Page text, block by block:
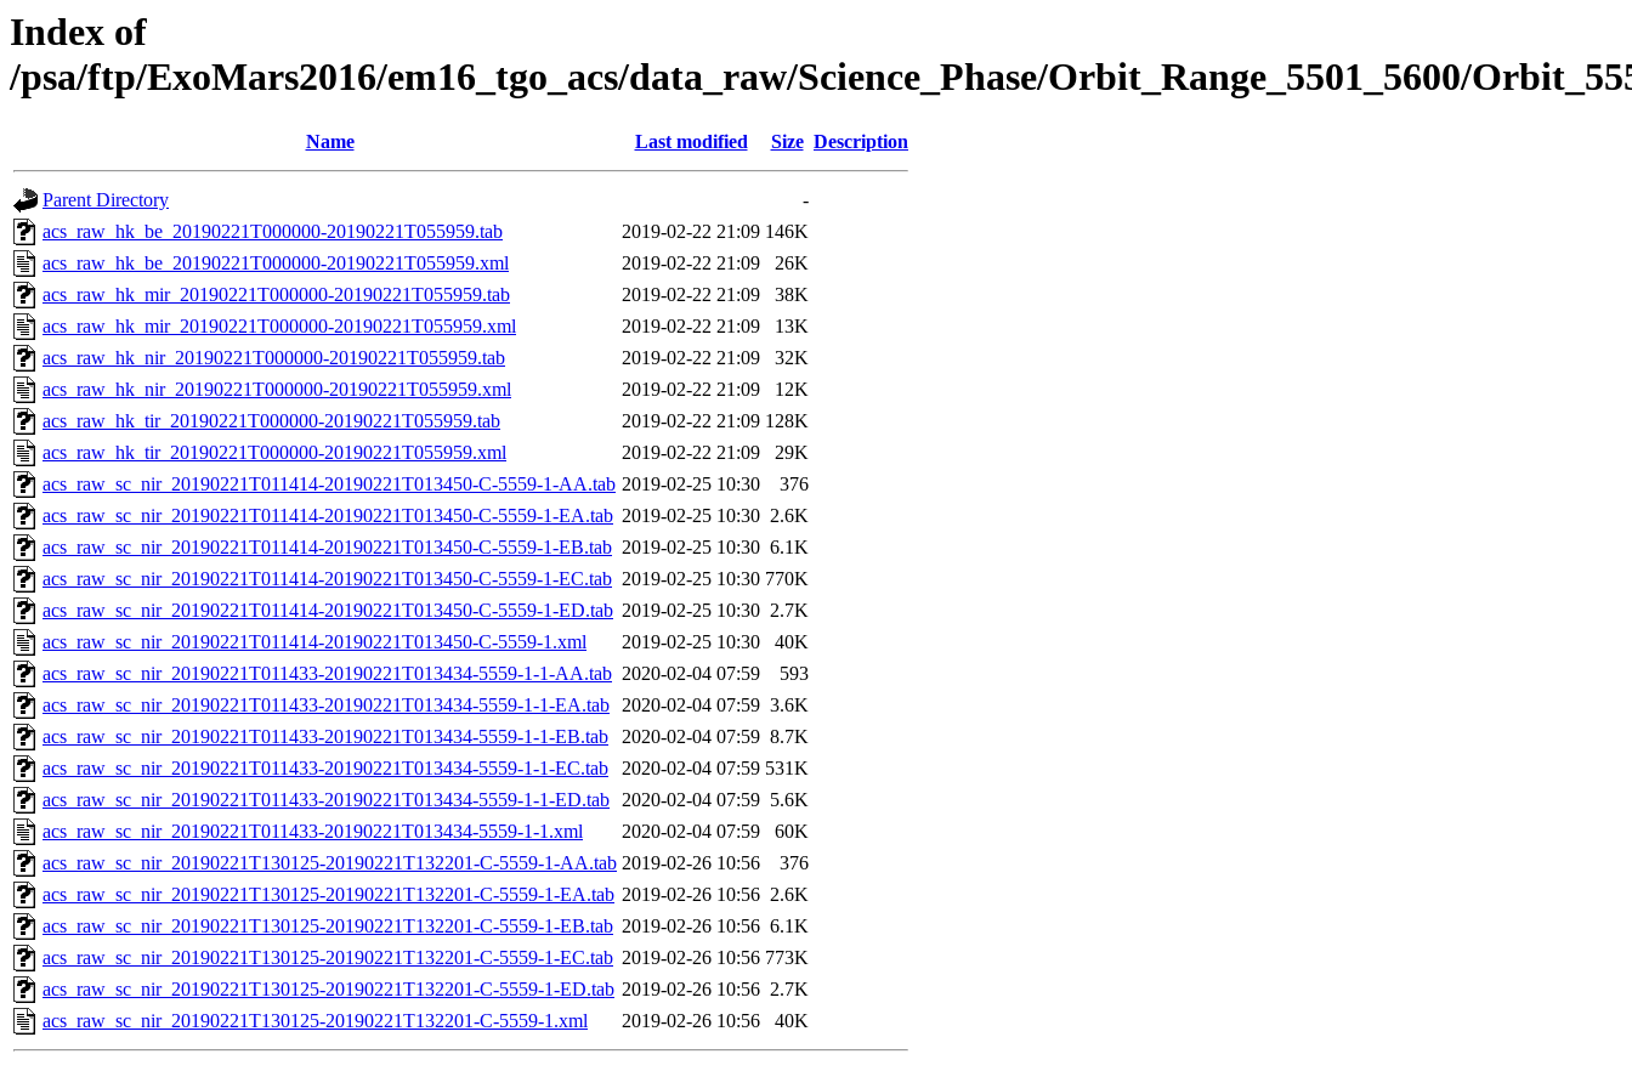
Index of
/psa/ftp/ExoMars2016/em16_tgo_acs/data_raw/Science_Phase/Orbit_Range_5501_5600/
Name Last modified Size Description
Parent Directory
-
acs_raw_hk_be_20190221T000000-20190221T055959.tab
2019-02-22 21:09 146K
acs_raw_hk_be_20190221T000000-20190221T055959.xml
2019-02-22 21:09
26K
acs_raw_hk_mir_20190221T000000-20190221T055959.tab
2019-02-22 21:09
38K
acs_raw_hk_mir_20190221T000000-20190221T055959.xml
2019-02-22 21:09
13K
acs_raw_hk_nir_20190221T000000-20190221T055959.tab
2019-02-22 21:09
32K
acs_raw_hk_nir_20190221T000000-20190221T055959.xml
2019-02-22 21:09
12K
acs_raw_hk_tir_20190221T000000-20190221T055959.tab
2019-02-22 21:09 128K
acs_raw_hk_tir_20190221T000000-20190221T055959.xml
2019-02-22 21:09
29K
acs_raw_sc_nir_20190221T011414-20190221T013450-C-5559-1-AA.tab 2019-02-25 10:30
376
acs_raw_sc_nir_20190221T011414-20190221T013450-C-5559-1-EA.tab 2019-02-25 10:30 2.6K
acs_raw_sc_nir_20190221T011414-20190221T013450-C-5559-1-EB.tab 2019-02-25 10:30 6.1K
acs_raw_sc_nir_20190221T011414-20190221T013450-C-5559-1-EC.tab 2019-02-25 10:30 770K
acs_raw_sc_nir_20190221T011414-20190221T013450-C-5559-1-ED.tab 2019-02-25 10:30 2.7K
acs_raw_sc_nir_20190221T011414-20190221T013450-C-5559-1.xml
2019-02-25 10:30
40K
acs_raw_sc_nir_20190221T011433-20190221T013434-5559-1-1-AA.tab 2020-02-04 07:59
593
acs_raw_sc_nir_20190221T011433-20190221T013434-5559-1-1-EA.tab 2020-02-04 07:59 3.6K
acs_raw_sc_nir_20190221T011433-20190221T013434-5559-1-1-EB.tab
2020-02-04 07:59 8.7K
acs_raw_sc_nir_20190221T011433-20190221T013434-5559-1-1-EC.tab
2020-02-04 07:59 531K
acs_raw_sc_nir_20190221T011433-20190221T013434-5559-1-1-ED.tab 2020-02-04 07:59 5.6K
acs_raw_sc_nir_20190221T011433-20190221T013434-5559-1-1.xml
2020-02-04 07:59
60K
acs_raw_sc_nir_20190221T130125-20190221T132201-C-5559-1-AA.tab 2019-02-26 10:56
376
acs_raw_sc_nir_20190221T130125-20190221T132201-C-5559-1-EA.tab 2019-02-26 10:56 2.6K
acs_raw_sc_nir_20190221T130125-20190221T132201-C-5559-1-EB.tab 2019-02-26 10:56 6.1K
acs_raw_sc_nir_20190221T130125-20190221T132201-C-5559-1-EC.tab 2019-02-26 10:56 773K
acs_raw_sc_nir_20190221T130125-20190221T132201-C-5559-1-ED.tab 2019-02-26 10:56 2.7K
acs_raw_sc_nir_20190221T130125-20190221T132201-C-5559-1.xml
2019-02-26 10:56 40K